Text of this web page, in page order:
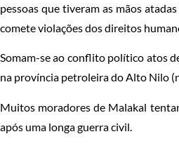
pessoas que tiveram as mãos
comete violações dos direitos
Somam-se ao conflito político atos
na província petroleira do Alto Nilo
Muitos moradores de Malakal
após uma longa guerra civil.